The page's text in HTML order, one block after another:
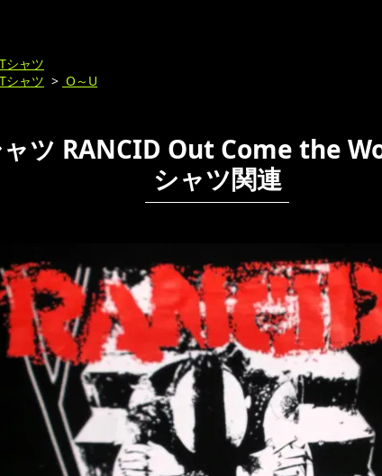
シャツ
シャツ > O～U
ツ RANCID Out Come the
シャツ関連